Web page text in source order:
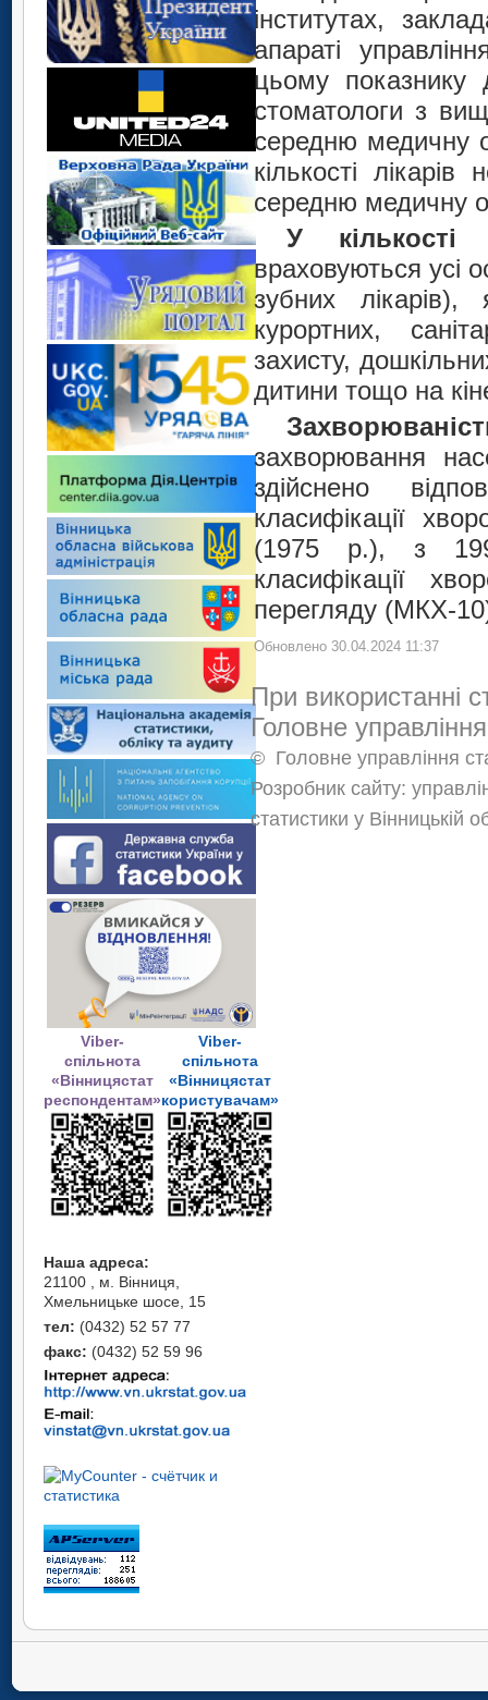
Viber-
спільнота
«Вінницястат
респондентам»
Viber-
спільнота
«Вінницястат
користувачам»
Наша адреса:
21100 , м. Вінниця,
Хмельницьке шосе, 15
тел: (0432) 52 57 77
факс: (0432) 52 59 96
інститутах,
апараті
цьому показнику
стоматологи з
середню медичну
кількості
середню медичну
У кількості
враховуються усі
зубних лікарів),
курортних,
захисту,
дитини тощо на
захворювання
здійснено
класифікації
(1975 р.), з
класифікації
перегляду (МКХ-
Обновлено 30.04.2024 11:37
При використанні
Головне
© Головне управління
Розробник сайту:
статистики у Вінницькій